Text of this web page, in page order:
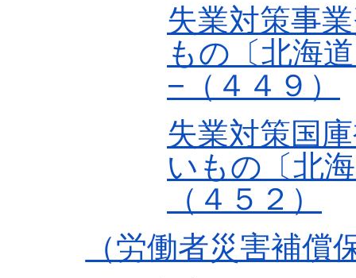
失業対策事
もの〔北海
−（４４９）
失業対策国
いもの〔北
（４５２）
（労働者災害補償